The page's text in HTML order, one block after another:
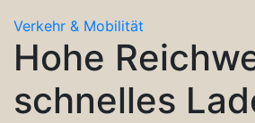
Verkehr & Mobilität
Hohe
schnelles